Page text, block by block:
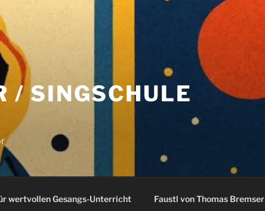
/ SINGSCHULE
wertvollen Gesangs-Unterricht Faustl von Thomas Bremser